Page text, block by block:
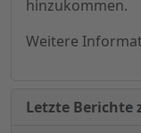
hinzukommen.
Weitere
Letzte Berichte